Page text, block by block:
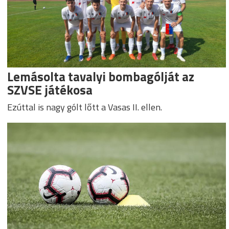
Lemásolta tavalyi bombagólját az
SZVSE játékosa
Ezúttal is nagy gólt lőtt a Vasas II. ellen.